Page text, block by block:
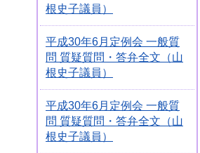
根史子議員）
平成30年6月定例会 一般質
問 質疑質問・答弁全文（山
根史子議員）
平成30年6月定例会 一般質
問 質疑質問・答弁全文（山
根史子議員）